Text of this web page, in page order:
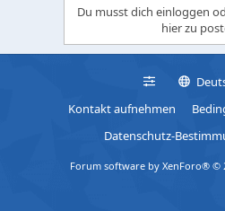
Du musst dich einloggen
hier zu
Kontakt aufnehmen
Datenschutz-
Forum software by XenForo® ©